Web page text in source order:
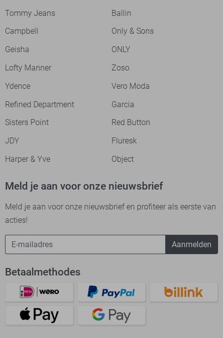
Tommy Jeans
Ballin
Campbell
Only & Sons
Geisha
ONLY
Lofty Manner
Zoso
Ydence
Vero Moda
Refined Department
Garcia
Sisters Point
Red Button
JDY
Fluresk
Harper & Yve
Object
Meld je aan voor onze nieuwsbrief
Meld je aan voor onze nieuwsbrief en profiteer als eerste van
acties!
Aanmelden
Betaalmethodes